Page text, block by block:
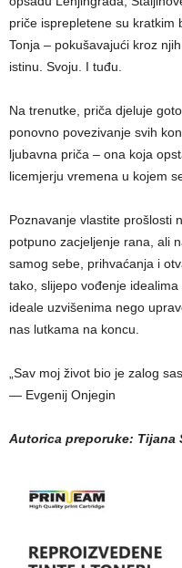
priče isprepletene su kratkim
Tonja – pokušavajući kroz
istinu. Svoju. I tuđu.
Na trenutke, priča djeluje
ponovno povezivanje svih
ljubavna priča – ona koja
licemjerju vremena u kojem
Poznavanje vlastite prošlosti
potpuno zacjeljenje rana, ali
samog sebe, prihvaćanja i
tako, slijepo vođenje
ideale uzvišenima nego
nas lutkama na koncu.
„Sav moj život bio je zalog
— Evgenij Onjegin
Autorica preporuke: Tijana